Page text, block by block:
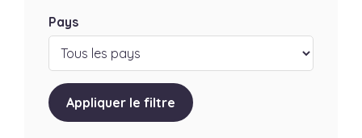
Broderie d’art, Artisanat textile , Bijouterie
Pays
Appliquer le filtre